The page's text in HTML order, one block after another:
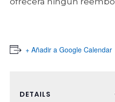
+ Añadir a Google Calendar
DETAILS